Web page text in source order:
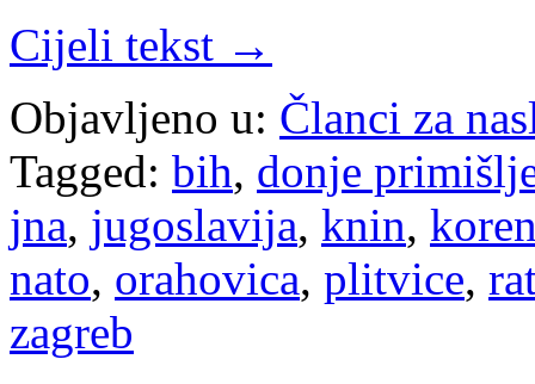
Cijeli tekst →
Objavljeno u: Članci za
Tagged: bih, donje
jna, jugoslavija, knin,
nato, orahovica, plitvice,
zagreb